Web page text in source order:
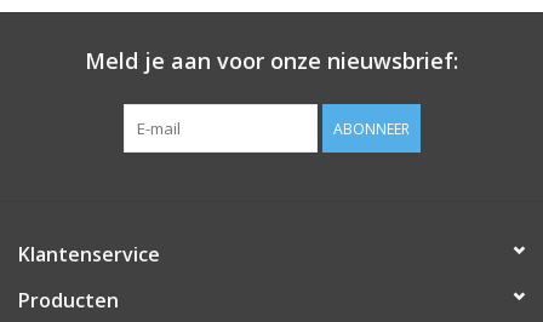
Meld je aan voor onze nieuwsbrief:
ABONNEER
Klantenservice
Producten